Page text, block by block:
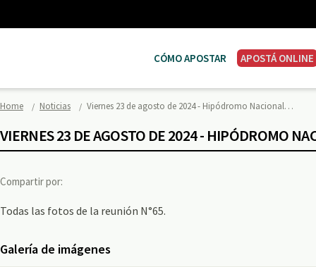
CÓMO APOSTAR APOSTÁ ONLINE
Home Noticias Viernes 23 de agosto de 2024 - Hipódromo Nacional…
VIERNES 23 DE AGOSTO DE 2024 - HIPÓDROMO
Compartir por:
Todas las fotos de la reunión N°65.
Galería de imágenes